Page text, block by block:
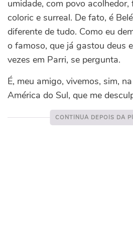
umidade, com povo
coloric e surreal. De fato, é
diferente de tudo. Como eu
o famoso, que já gastou deus
vezes em Parri, se pergunta.
É, meu amigo, vivemos, sim,
América do Sul, que me